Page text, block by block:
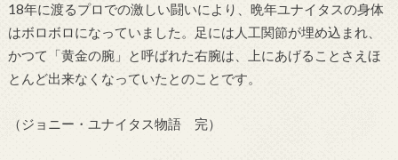
18年に渡るプロでの激しい闘いにより、晩年ユナイタスの身体
はボロボロになっていました。足には人工関節が埋め込まれ、
かつて「黄金の腕」と呼ばれた右腕は、上にあげることさえほ
とんど出来なくなっていたとのことです。
（ジョニー・ユナイタス物語 完）